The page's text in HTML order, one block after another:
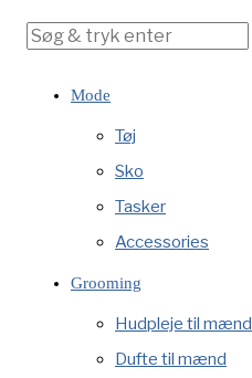
Mode
Tøj
Sko
Tasker
Accessories
Grooming
Hudpleje til mænd
Dufte til mænd